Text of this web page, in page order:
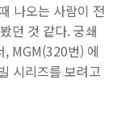
나오는 사람이 전
던 것 같다. 궁쇄
, MGM(320번) 에
시리즈를 보려고